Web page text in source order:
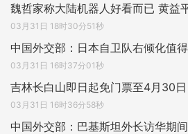
魏哲家称大陆机器人好看而已 黄益
03月31日 18时30分51秒
中国外交部：日本自卫队右倾化值
03月31日 16时37分01秒
吉林长白山即日起免门票至4月30
03月31日 16时36分58秒
中国外交部：巴基斯坦外长访华期